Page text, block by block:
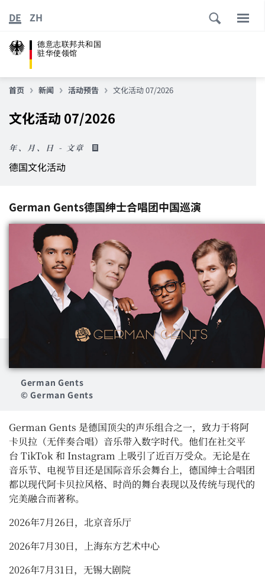
德意志联邦共和国
驻华使领馆
DE ZH
首页 新闻 活动预告 文化活动 07/2026
文化活动 07/2026
年、月、日 - 文章
德国文化活动
German Gents德国绅士合唱团中国巡演
German Gents
© German Gents
German Gents 是德国顶尖的声乐组合之一，致力于将阿
卡贝拉（无伴奏合唱）音乐带入数字时代。他们在社交平
台 TikTok和 Instagram 上吸引了近百万受众。无论是在
音乐节、电视节目还是国际音乐会舞台上，德国绅士合唱团
都以现代阿卡贝拉风格、时尚的舞台表现以及传统与现代的
完美融合而著称。
2026年7月26日，北京音乐厅
2026年7月30日，上海东方艺术中心
2026年7月31日，无锡大剧院